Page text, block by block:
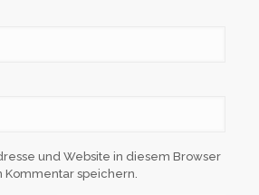
und Website in diesem Browser
speichern.